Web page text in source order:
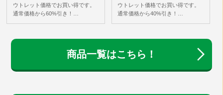
ウトレット価格でお買い得です。
通常価格から60%引き！…
ウトレット価格でお買い得です。
通常価格から40%引き！…
商品一覧はこちら！